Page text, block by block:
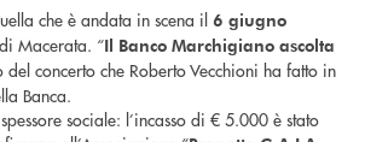
che è andata in scena il 6 giugno
Macerata. “Il Banco Marchigiano ascolta
del concerto che Roberto Vecchioni ha fatto in
Banca.
sociale: l’incasso di € 5.000 è stato